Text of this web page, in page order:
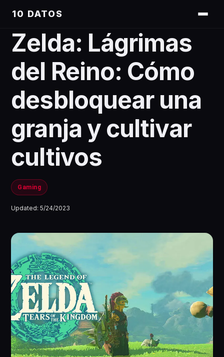
10 DATOS
Zelda: Lágrimas
del Reino: Cómo
desbloquear una
granja y cultivar
cultivos
Gaming
Updated:5/24/2023